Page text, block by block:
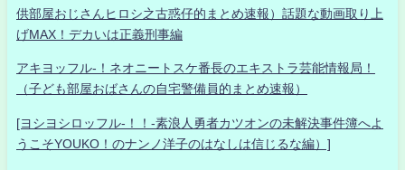
供部屋おじさんヒロシ之古惑仔的まとめ速報）話題な動画取り上
げMAX！デカいは正義刑事編
アキヨッフル-！ネオニートスケ番長のエキストラ芸能情報局！
（子ども部屋おばさんの自宅警備員的まとめ速報）
[ヨシヨシロッフル-！！-素浪人勇者カツオンの未解決事件簿へよ
うこそYOUKO！のナンノ洋子のはなしは信じるな編）]